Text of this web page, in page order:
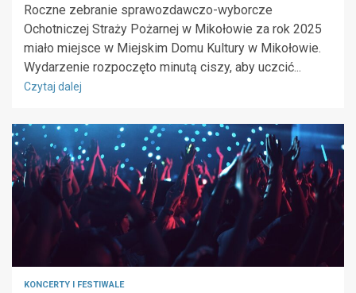
Roczne zebranie sprawozdawczo-wyborcze
Ochotniczej Straży Pożarnej w Mikołowie za rok 2025
miało miejsce w Miejskim Domu Kultury w Mikołowie.
Wydarzenie rozpoczęto minutą ciszy, aby uczcić...
Czytaj dalej
KONCERTY I FESTIWALE